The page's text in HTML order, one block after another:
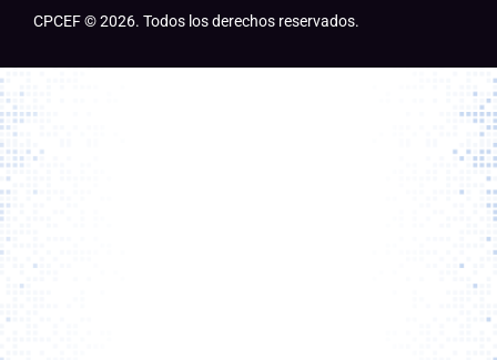
CPCEF © 2026. Todos los derechos reservados.